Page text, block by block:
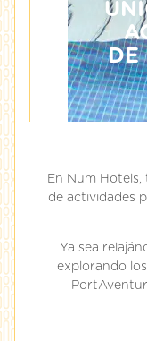
DE
En Num
de actividades
Ya sea
explorando